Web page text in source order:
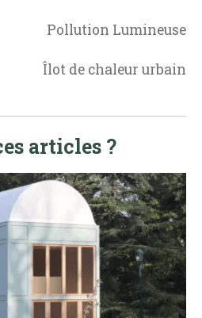
Pollution Lumineuse
Îlot de chaleur urbain
articles ?